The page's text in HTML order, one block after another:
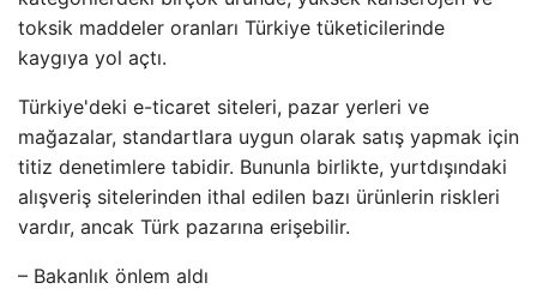
toksik maddeler oranları Türkiye tüketicilerinde
kaygıya yol açtı.
Türkiye'deki e-ticaret siteleri, pazar yerleri ve
mağazalar, standartlara uygun olarak satış yapmak için
titiz denetimlere tabidir. Bununla birlikte, yurtdışındaki
alışveriş sitelerinden ithal edilen bazı ürünlerin riskleri
vardır, ancak Türk pazarına erişebilir.
– Bakanlık önlem aldı